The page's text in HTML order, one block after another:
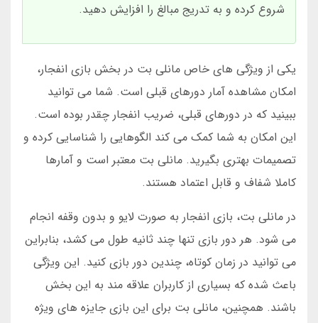
شروع کرده و به تدریج مبالغ را افزایش دهید.
یکی از ویژگی های خاص مانلی بت در بخش بازی انفجار،
امکان مشاهده آمار دورهای قبلی است. شما می توانید
ببینید که در دورهای قبلی، ضریب انفجار چقدر بوده است.
این امکان به شما کمک می کند الگوهایی را شناسایی کرده و
تصمیمات بهتری بگیرید. مانلی بت معتبر است و آمارها
کاملا شفاف و قابل اعتماد هستند.
در مانلی بت، بازی انفجار به صورت لایو و بدون وقفه انجام
می شود. هر دور بازی تنها چند ثانیه طول می کشد، بنابراین
می توانید در زمان کوتاه، چندین دور بازی کنید. این ویژگی
باعث شده که بسیاری از کاربران علاقه مند به این بخش
باشند. همچنین، مانلی بت برای این بازی جایزه های ویژه